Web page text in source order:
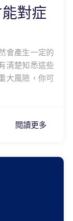
對症
會產生一定的
清楚知悉這些
大風險，你可
閱讀更多